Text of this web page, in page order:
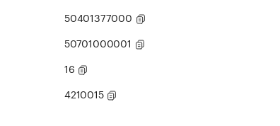
50401377000
50701000001
16
4210015